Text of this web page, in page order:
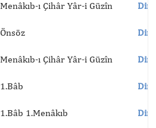
Menâkıb-ı Çihâr Yâr-i Güzîn
Önsöz
Menâkıb-ı Çihâr Yâr-i Güzîn
1.Bâb
1.Bâb 1.Menâkıb